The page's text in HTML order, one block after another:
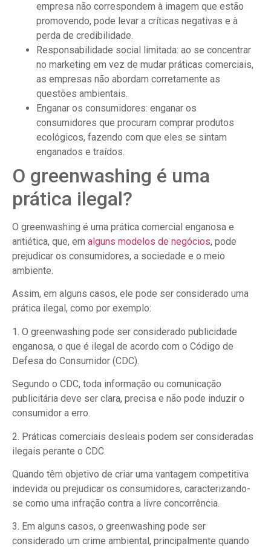
empresa não correspondem à imagem que estão
promovendo, pode levar a críticas negativas e à
perda de credibilidade.
Responsabilidade social limitada: ao se concentrar
no marketing em vez de mudar práticas comerciais,
as empresas não abordam corretamente as
questões ambientais.
Enganar os consumidores: enganar os
consumidores que procuram comprar produtos
ecológicos, fazendo com que eles se sintam
enganados e traídos.
O greenwashing é uma
prática ilegal?
O greenwashing é uma prática comercial enganosa e
antiética, que, em alguns modelos de negócios, pode
prejudicar os consumidores, a sociedade e o meio
ambiente.
Assim, em alguns casos, ele pode ser considerado uma
prática ilegal, como por exemplo:
1. O greenwashing pode ser considerado publicidade
enganosa, o que é ilegal de acordo com o Código de
Defesa do Consumidor (CDC).
Segundo o CDC, toda informação ou comunicação
publicitária deve ser clara, precisa e não pode induzir o
consumidor a erro.
2. Práticas comerciais desleais podem ser consideradas
ilegais perante o CDC.
Quando têm objetivo de criar uma vantagem competitiva
indevida ou prejudicar os consumidores, caracterizando-
se como uma infração contra a livre concorrência.
3. Em alguns casos, o greenwashing pode ser
considerado um crime ambiental, principalmente quando